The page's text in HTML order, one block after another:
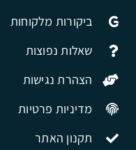
ביקורות מלקוחות
שאלות נפוצות
הצהרת נגישות
מדיניות פרטיות
תקנון האתר